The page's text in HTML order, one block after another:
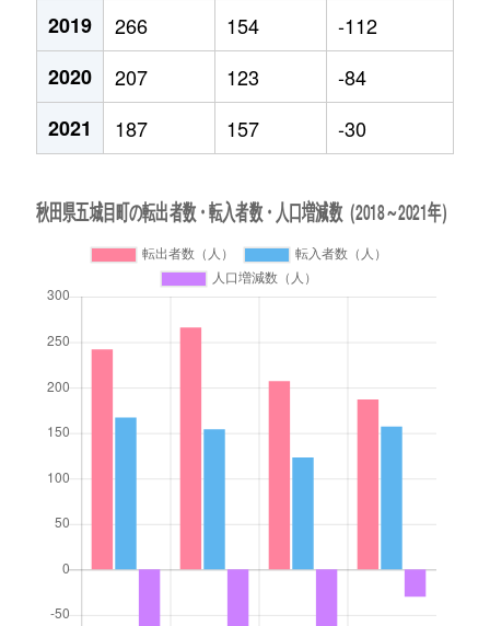
2019
266 154
-112
2020
207 123
-84
2021
187 157 -30